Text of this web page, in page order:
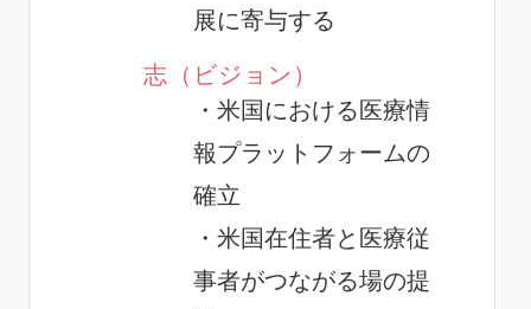
展に寄与する
志（ビジョン）
・米国における医療情
報プラットフォームの
確立
・米国在住者と医療従
事者がつながる場の提